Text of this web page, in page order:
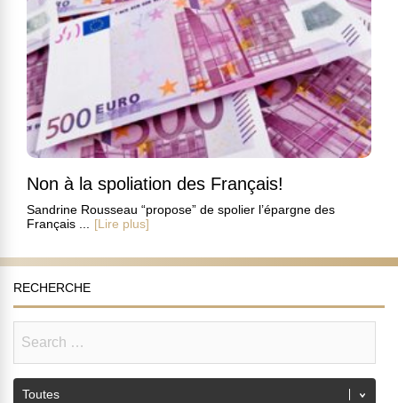
Non à la spoliation des Français!
Sandrine Rousseau “propose” de spolier l’épargne des
Français ...
[Lire plus]
RECHERCHE